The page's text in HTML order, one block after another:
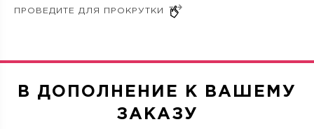
Морковная Сливочно-фруктовая
В ДОПОЛНЕНИЕ К ВАШЕМУ
ЗАКАЗУ